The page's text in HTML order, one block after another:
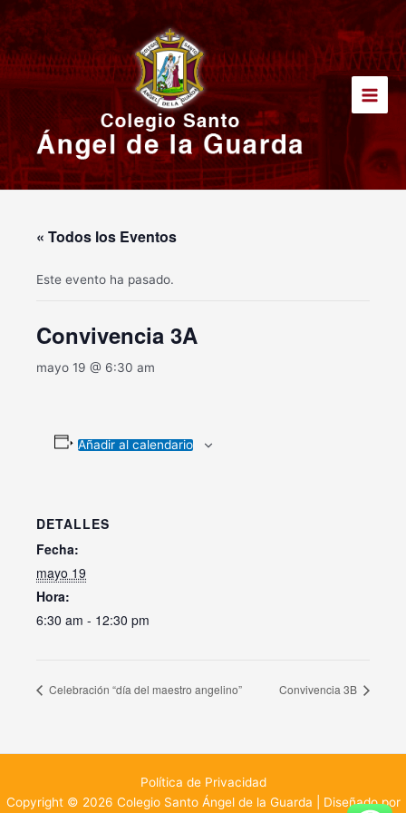
al
contenido
Main
« Todos los Eventos
Este evento ha pasado.
Convivencia 3A
mayo 19 @ 6:30 am
Añadir al calendario
DETALLES
Fecha:
mayo 19
Hora:
6:30 am - 12:30 pm
Celebración “día del maestro angelino” Convivencia 3B
Política de Privacidad
Copyright © 2026 Colegio Santo Ángel de la Guarda | Diseñado por